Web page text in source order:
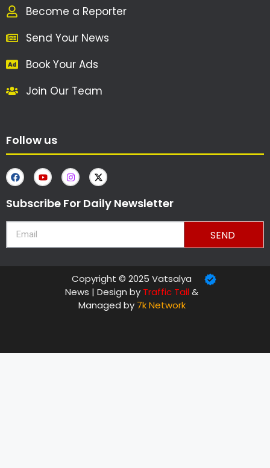
Become a Reporter
Send Your News
Book Your Ads
Join Our Team
Follow us
Subscribe For Daily Newsletter
SEND
Copyright © 2025 Vatsalya
News | Design by Traffic Tail&
Managed by 7k Network